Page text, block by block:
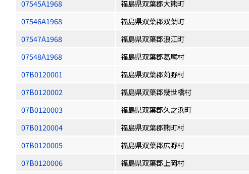
07545A1968
福島県双葉郡大熊町
07546A1968
福島県双葉郡双葉町
07547A1968
福島県双葉郡浪江町
07548A1968
福島県双葉郡葛尾村
07B0120001
福島県双葉郡苅野村
07B0120002
福島県双葉郡幾世橋村
07B0120003
福島県双葉郡久之浜町
07B0120004
福島県双葉郡熊町村
07B0120005
福島県双葉郡広野村
07B0120006
福島県双葉郡上岡村